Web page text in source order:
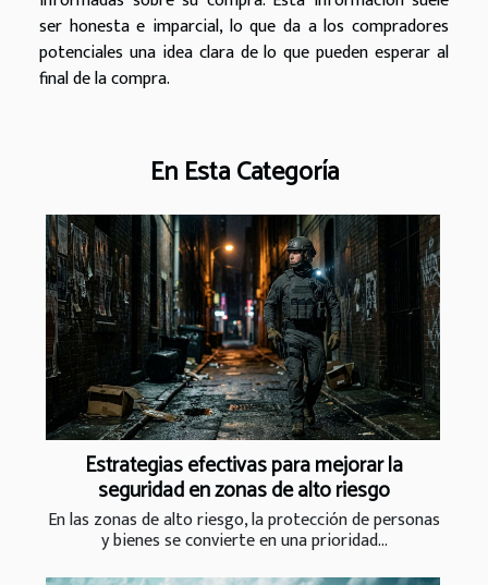
ser honesta e imparcial, lo que da a los compradores
potenciales una idea clara de lo que pueden esperar al
final de la compra.
En Esta Categoría
Estrategias efectivas para mejorar la
seguridad en zonas de alto riesgo
En las zonas de alto riesgo, la protección de personas
y bienes se convierte en una prioridad...